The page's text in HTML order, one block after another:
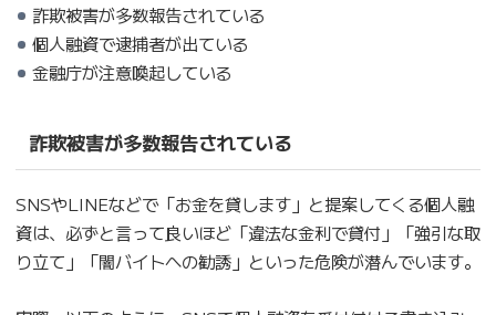
詐欺被害が多数報告されている
個人融資で逮捕者が出ている
金融庁が注意喚起している
詐欺被害が多数報告されている
SNSやLINEなどで「お金を貸します」と提案してくる個人融
資は、必ずと言って良いほど「違法な金利で貸付」「強引な取
り立て」「闇バイトへの勧誘」といった危険が潜んでいます。